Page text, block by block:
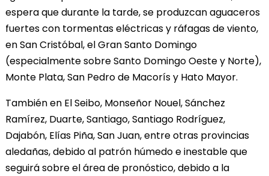
espera que durante la tarde, se produzcan aguaceros
fuertes con tormentas eléctricas y ráfagas de viento,
en San Cristóbal, el Gran Santo Domingo
(especialmente sobre Santo Domingo Oeste y Norte),
Monte Plata, San Pedro de Macorís y Hato Mayor.
También en El Seibo, Monseñor Nouel, Sánchez
Ramírez, Duarte, Santiago, Santiago Rodríguez,
Dajabón, Elías Piña, San Juan, entre otras provincias
aledañas, debido al patrón húmedo e inestable que
seguirá sobre el área de pronóstico, debido a la